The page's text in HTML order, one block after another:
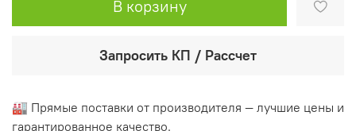
В корзину
Запросить КП / Рассчет
🏭 Прямые поставки от производителя — лучшие цены и
гарантированное качество.